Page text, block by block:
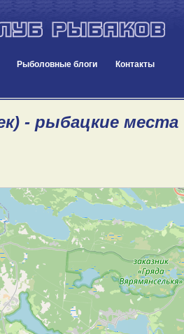
Рыболовные блоги Контакты
- рыбацкие места